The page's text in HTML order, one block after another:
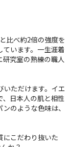
比べ約2倍の強度を
います。一生涯着
究室の熟練の職人
いただけます。イエ
日本人の肌と相性
のような色味は、
にこだわり抜いた